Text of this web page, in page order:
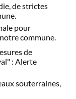
de strictes
pour
commune.
de
: Alerte
souterraines,